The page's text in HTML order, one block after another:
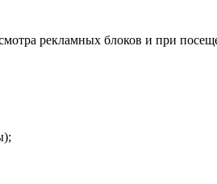
рекламных блоков и при